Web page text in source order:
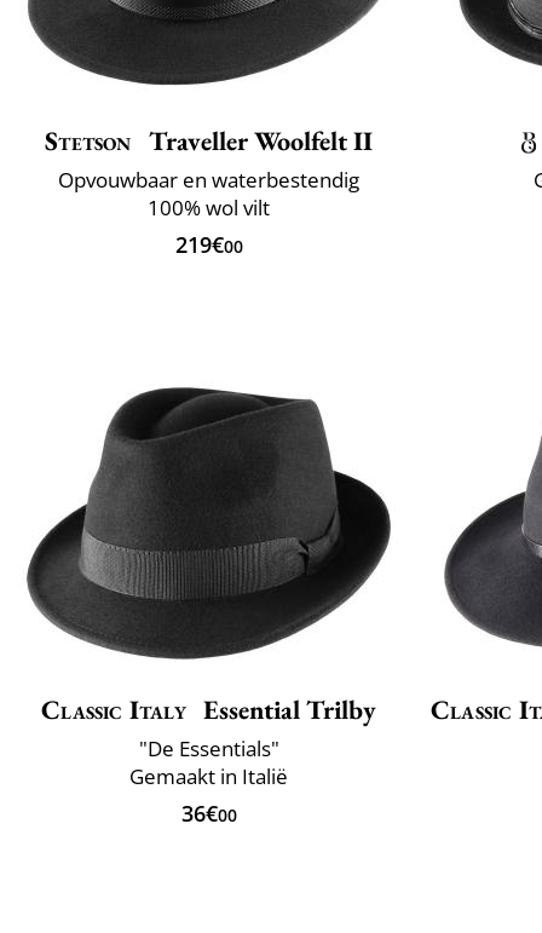
Stetson Traveller Woolfelt II
Opvouwbaar en waterbestendig
100% wol vilt
219€00
Classic Italy Essential Trilby
"De Essentials"
Gemaakt in Italië
36€00
Classic